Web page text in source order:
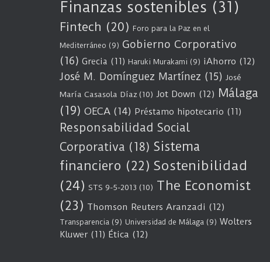
Finanzas sostenibles (31)
Fintech (20) Foro para la Paz en el
Mediterráneo (9) Gobierno Corporativo
(16) Grecia (11) Haruki Murakami (9) iAhorro (12)
José M. Domínguez Martínez (15) José
María Casasola Díaz (10) Jot Down (12) Málaga
(19) OECA (14) Préstamo hipotecario (11)
Responsabilidad Social
Corporativa (18) Sistema
financiero (22) Sostenibilidad
(24) STS 9-5-2013 (10) The Economist
(23) Thomson Reuters Aranzadi (12)
Transparencia (9) Universidad de Málaga (9) Wolters
Kluwer (11) Ética (12)